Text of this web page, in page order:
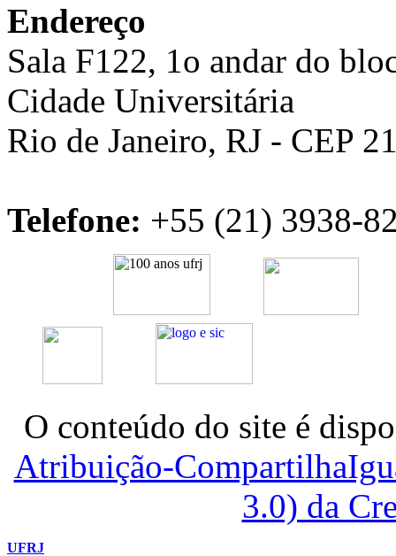
Endereço
Sala F122, 1o andar do
Cidade Universitária
Rio de Janeiro, RJ - CEP
Telefone: +55 (21) 3938-
O conteúdo do site é
Atribuição-
3.0) da
UFRJ